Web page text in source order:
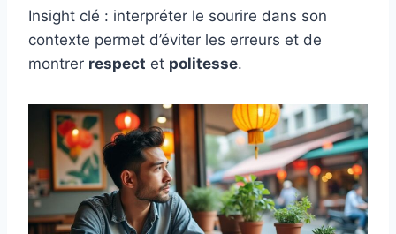
Insight clé : interpréter le sourire dans son
contexte permet d’éviter les erreurs et de
montrer respect et politesse.